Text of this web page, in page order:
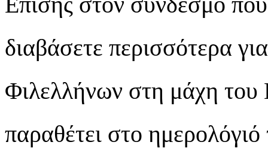
διαβάσετε περισσότερα
Φιλελλήνων στη μάχη του
παραθέτει στο